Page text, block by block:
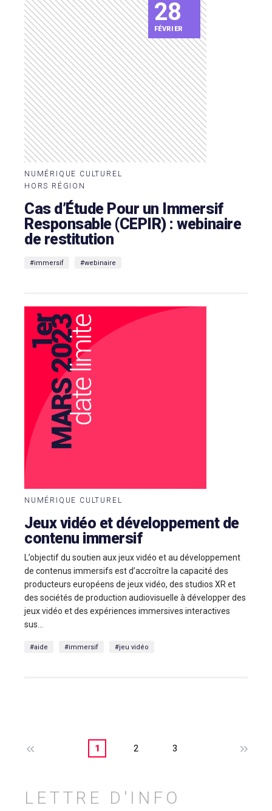
28
FÉVRIER
NUMÉRIQUE CULTUREL
HORS RÉGION
Cas d’Étude Pour un Immersif
Responsable (CEPIR) : webinaire
de restitution
#immersif #webinaire
NUMÉRIQUE CULTUREL
Jeux vidéo et développement de
contenu immersif
L’objectif du soutien aux jeux vidéo et au développement
de contenus immersifs est d’accroître la capacité des
producteurs européens de jeux vidéo, des studios XR et
des sociétés de production audiovisuelle à développer des
jeux vidéo et des expériences immersives interactives
sus...
#aide #immersif #jeu vidéo
1 2 3
LETTRE D'INFO